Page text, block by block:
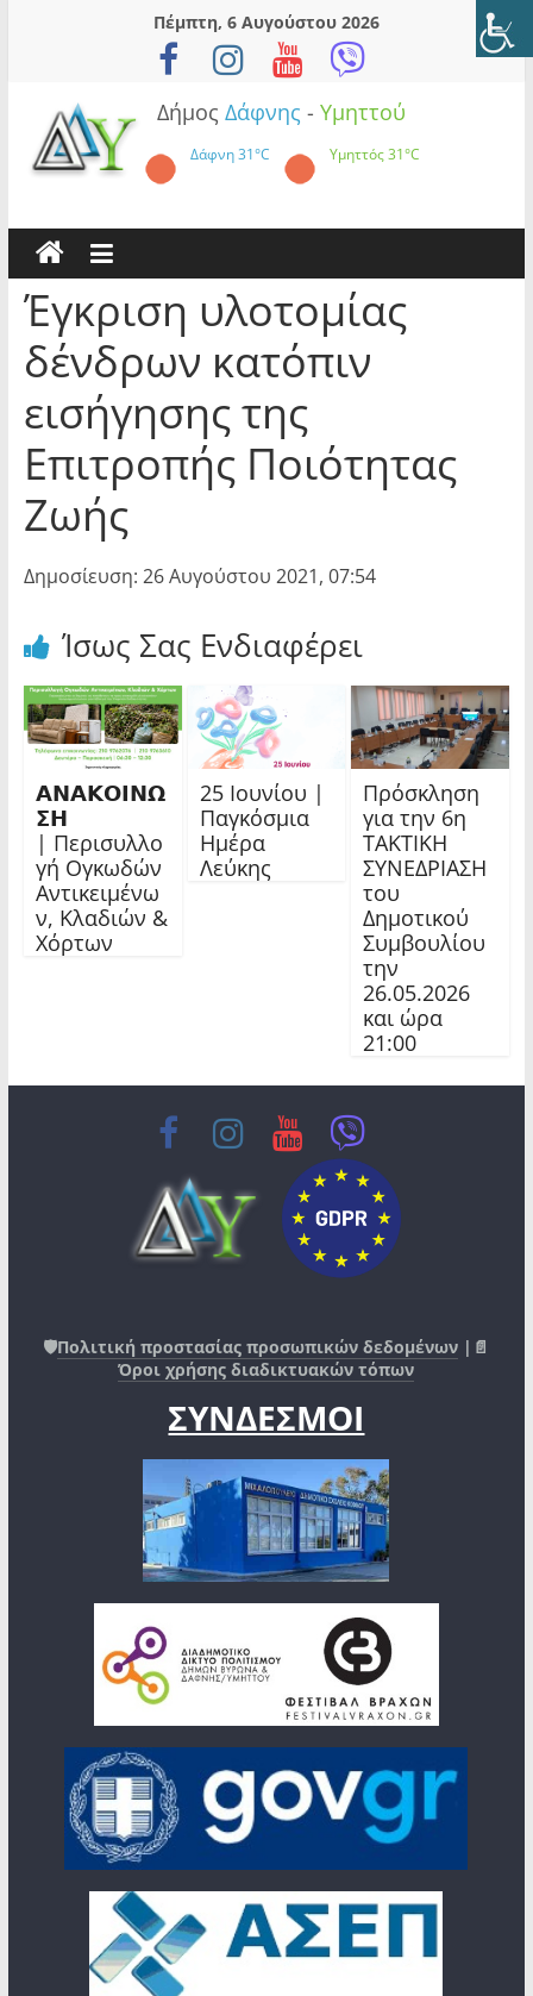
Πέμπτη, 6 Αυγούστου 2026
Δήμος Δάφνης - Υμηττού
Δάφνη31°C Υμηττός31°C
Έγκριση υλοτομίας
δένδρων κατόπιν
εισήγησης της
Επιτροπής Ποιότητας
Ζωής
Δημοσίευση: 26 Αυγούστου 2021, 07:54
Ίσως Σας Ενδιαφέρει
𝝖𝝢𝝖𝝟𝝤𝝞𝝢𝝮
𝝨𝝜
| Περισυλλο
γή Ογκωδών
Αντικειμένω
ν, Κλαδιών &
Χόρτων
25 Ιουνίου |
Παγκόσμια
Ημέρα
Λεύκης
Πρόσκληση
για την 6η
ΤΑΚΤΙΚΗ
ΣΥΝΕΔΡΙΑΣΗ
του
Δημοτικού
Συμβουλίου
την
26.05.2026
και ώρα
21:00
🛡️Πολιτική προστασίας προσωπικών δεδομένων |📄
Όροι χρήσης διαδικτυακών τόπων
ΣΥΝΔΕΣΜΟΙ